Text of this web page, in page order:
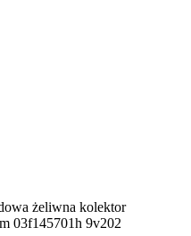
żeliwna kolektor
03f145701h 9v202